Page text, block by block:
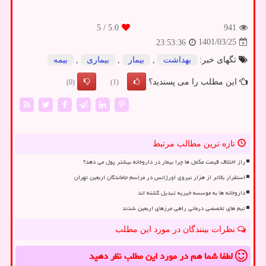
941
5.0
/ 5
1401/03/25
23:53:36
تگهای خبر:
بهداشت , بیمار , بیماری , بیمه
این مطلب را می پسندید؟ (1)
(0)
تازه ترین مطالب مرتبط
راز اختلاف قیمت مکمل ها چرا بیمار در داروخانه بیشتر پول می دهد؟
استقرار بالاتر از هزار نیروی اورژانس در مراسم جاماندگان اربعین تهران
داروخانه ها به موسسه خیریه تبدیل گشته اند
تیم های تخصصی درمانی راهی مرزهای اربعین شدند
نظرات بینندگان در مورد این مطلب
لطفا شما همدر مورد این مطلبنظر دهید